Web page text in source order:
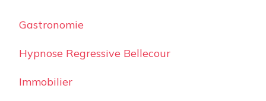
Gastronomie
Hypnose Regressive Bellecour
Immobilier